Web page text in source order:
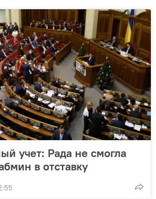
учет: Рада не смогла
в отставку